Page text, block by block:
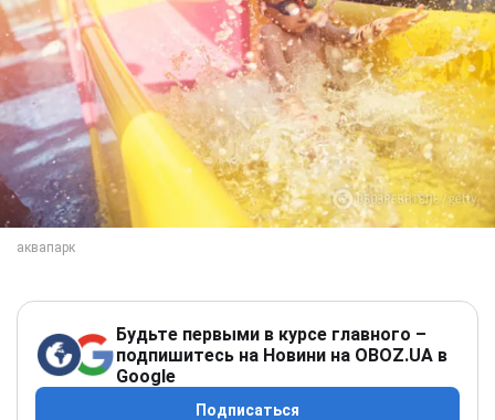
Будьте первыми в курсе главного –
подпишитесь на Новини на OBOZ.UA в
Google
Подписаться